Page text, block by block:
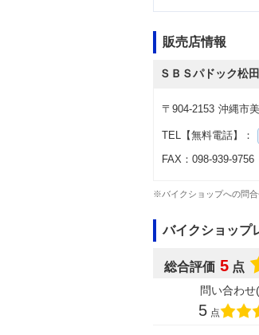
販売店情報
ＳＢＳパドック松田
〒904-2153 沖縄市
TEL【無料電話】：
FAX：098-939-9756
※バイクショップへの問合
バイクショップ
総合評価 5 点
問い合わ
5 点